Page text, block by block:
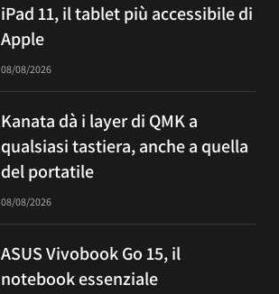
iPad 11, il tablet più accessibile di
Apple
08/08/2026
Kanata dà i layer di QMK a
qualsiasi tastiera, anche a quella
del portatile
08/08/2026
ASUS Vivobook Go 15, il
notebook essenziale